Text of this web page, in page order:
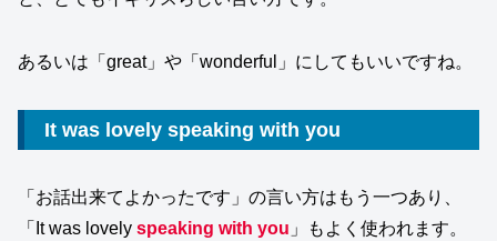
あるいは「great」や「wonderful」にしてもいいですね。
It was lovely speaking with you
「お話出来てよかったです」の言い方はもう一つあり、
「It was lovely speaking with you 」もよく使われます。